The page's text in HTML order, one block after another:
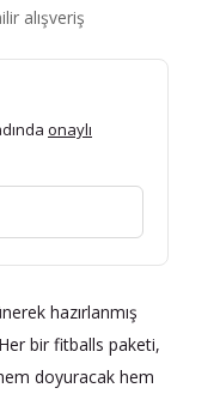
alışveriş
onaylı
hazırlanmış
bir fitballs paketi,
doyuracak hem